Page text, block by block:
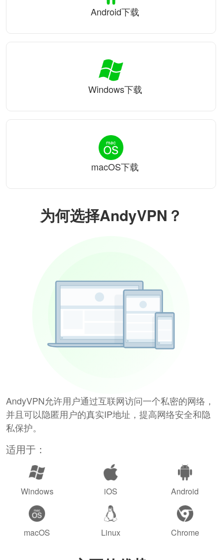
为何选择AndyVPN？
AndyVPN允许用户通过互联网访问一个私密的网络，
并且可以隐匿用户的真实IP地址，提高网络安全和隐
私保护。
适用于：
Windows iOS Android
macOS Linux Chrome
Android下载
Windows下载
macOS下载